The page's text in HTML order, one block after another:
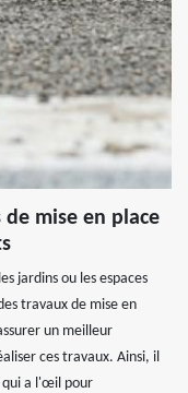
mise en place
jardins ou les espaces
travaux de mise en
un meilleur
ces travaux. Ainsi, il
qui a l'œil pour